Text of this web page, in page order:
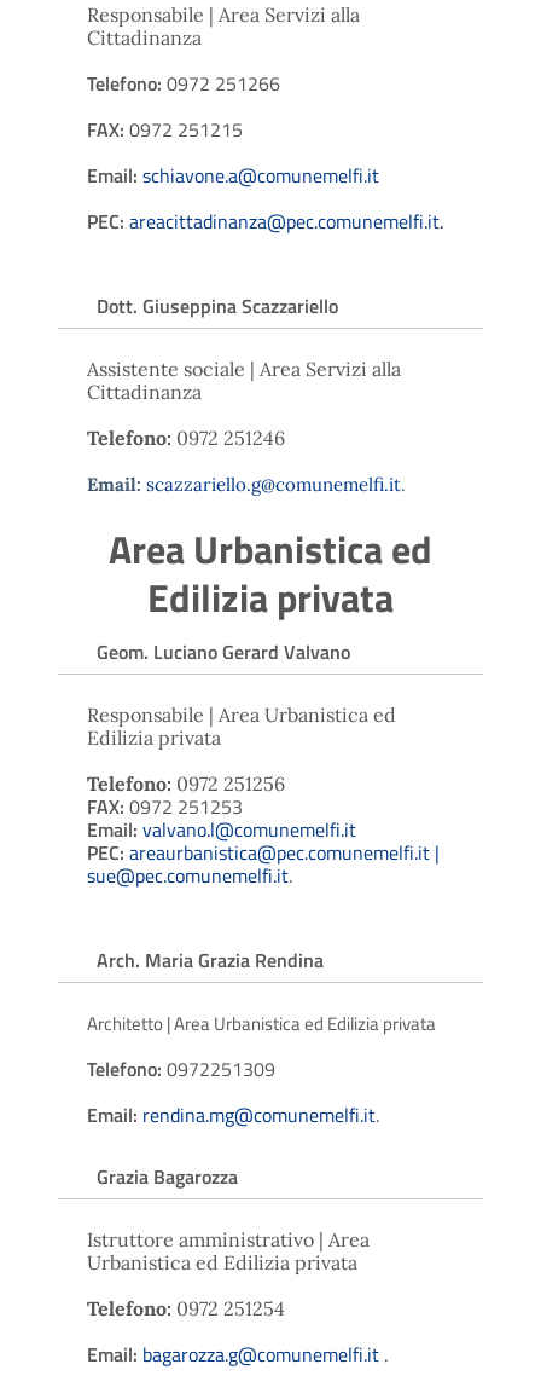
Responsabile | Area Servizi alla
Cittadinanza
Telefono: 0972 251266
FAX: 0972 251215
Email: schiavone.a@comunemelfi.it
PEC: areacittadinanza@pec.comunemelfi.it.
Dott. Giuseppina Scazzariello
Assistente sociale | Area Servizi alla
Cittadinanza
Telefono: 0972 251246
Email: scazzariello.g@comunemelfi.it.
Area Urbanistica ed
Edilizia privata
Geom. Luciano Gerard Valvano
Responsabile | Area Urbanistica ed
Edilizia privata
Telefono: 0972 251256
FAX: 0972 251253
Email: valvano.l@comunemelfi.it
PEC: areaurbanistica@pec.comunemelfi.it |
sue@pec.comunemelfi.it.
Arch. Maria Grazia Rendina
Architetto | Area Urbanistica ed Edilizia privata
Telefono: 0972251309
Email: rendina.mg@comunemelfi.it.
Grazia Bagarozza
Istruttore amministrativo | Area
Urbanistica ed Edilizia privata
Telefono: 0972 251254
Email: bagarozza.g@comunemelfi.it .